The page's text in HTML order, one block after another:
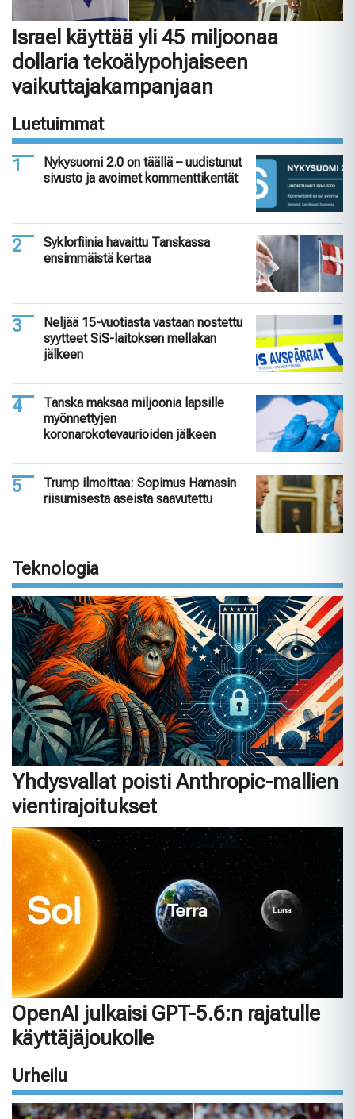
Israel käyttää yli 45 miljoonaa
dollaria tekoälypohjaiseen
vaikuttajakampanjaan
Luetuimmat
Nykysuomi 2.0 on täällä – uudistunut
sivusto ja avoimet kommenttikentät
Syklorfiinia havaittu Tanskassa
ensimmäistä kertaa
Neljää 15-vuotiasta vastaan nostettu
syytteet SiS-laitoksen mellakan
jälkeen
Tanska maksaa miljoonia lapsille
myönnettyjen
koronarokotevaurioiden jälkeen
Trump ilmoittaa: Sopimus Hamasin
riisumisesta aseista saavutettu
Teknologia
Yhdysvallat poisti Anthropic-mallien
vientirajoitukset
OpenAI julkaisi GPT-5.6:n rajatulle
käyttäjäjoukolle
Urheilu